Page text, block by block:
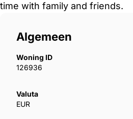
‌time ‌with ‌family ‌and ‌friends.
Algemeen
Woning ID
126936
Valuta
EUR